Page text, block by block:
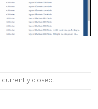
closed.